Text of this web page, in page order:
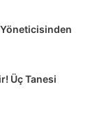
Yöneticisinden
Üç Tanesi